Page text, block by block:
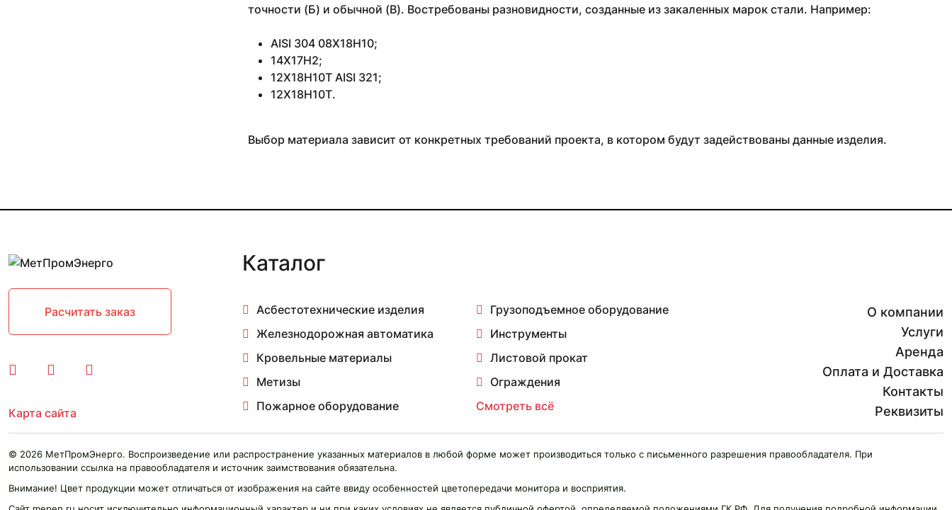
11 мм 3.26-4.7 м
11 мм 4.1 м
12 мм
12 мм 0.1 м
12 мм 0.15 м
12 мм 0.2 м
12 мм 0.3 м
12 мм 0.4 м
12 мм 0.455 м
точности (Б) и обычной (В). Востребованы разновидности, созданные из закаленных марок стали. Например:
AISI 304 08Х18Н10;
14Х17Н2;
12Х18Н10Т AISI 321;
12Х18Н10Т.
Выбор материала зависит от конкретных требований проекта, в котором будут задействованы данные изделия.
Расчитать заказ
Карта сайта
Каталог
Асбестотехнические изделия
Грузоподъемное оборудование
Железнодорожная автоматика
Инструменты
Кровельные материалы
Листовой прокат
Метизы
Ограждения
Пожарное оборудование
Смотреть всё
О компании
Услуги
Аренда
Оплата и Доставка
Контакты
Реквизиты
© 2026 МетПромЭнерго. Воспроизведение или распространение указанных материалов в любой форме может производиться только с письменного разрешения правообладателя. При
использовании ссылка на правообладателя и источник заимствования обязательна.
Внимание! Цвет продукции может отличаться от изображения на сайте ввиду особенностей цветопередачи монитора и восприятия.